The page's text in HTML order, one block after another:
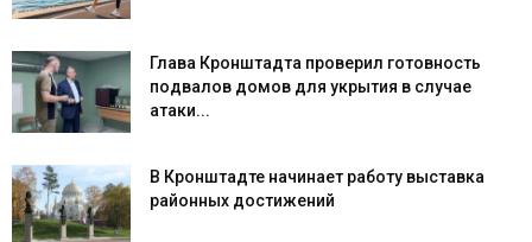
Глава Кронштадта проверил готовность
подвалов домов для укрытия в случае
атаки...
В Кронштадте начинает работу выставка
районных достижений